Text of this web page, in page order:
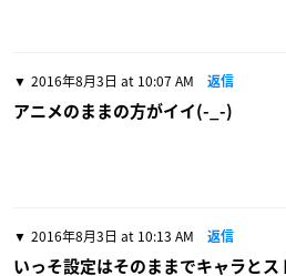
2016年8月3日 at 10:07 AM 返信
アニメのままの方がイイ(-_-)
2016年8月3日 at 10:13 AM 返信
いっそ設定はそのままでキャラと